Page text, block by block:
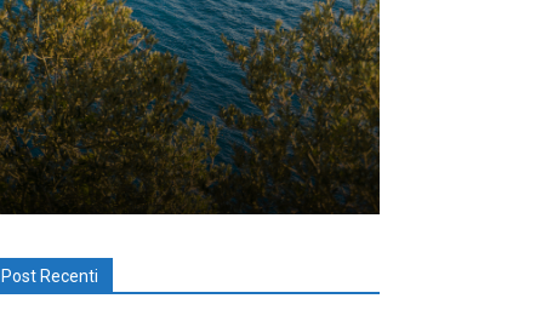
Post Recenti